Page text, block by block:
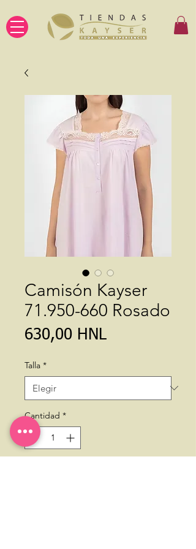
Camisón Kayser
71.950-660 Rosado
630,00 HNLPrecio
Talla *
Cantidad *